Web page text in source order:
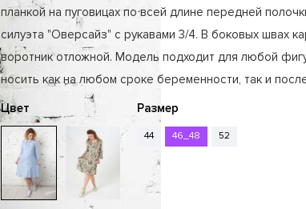
планкой на пуговицах по всей длине передней
силуэта "Оверсайз" с рукавами 3/4. В боковых швах
воротник отложной. Модель подходит для любой
носить как на любом сроке беременности, так и
Цвет
Размер
44 46_48 52